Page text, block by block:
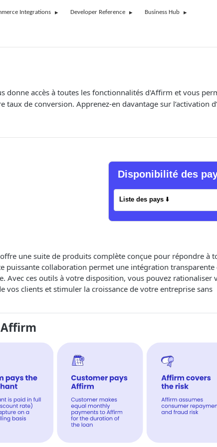
Integrations Developer Reference Business Hub
donne accès à toutes les fonctionnalités d'Affirm et vous
de conversion. Apprenez-en davantage sur l’activation
Disponibilité des
Liste des pays ⬇️
une suite de produits complète conçue pour répondre à
puissante collaboration permet une intégration transparente
Avec ces outils à votre disposition, vous pouvez rationaliser
vos clients et stimuler la croissance de votre entreprise sans